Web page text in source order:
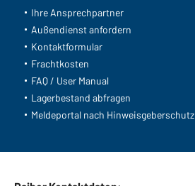
Ihre Ansprechpartner
Außendienst anfordern
Kontaktformular
Frachtkosten
FAQ / User Manual
Lagerbestand abfragen
Meldeportal nach Hinweisgeberschutz